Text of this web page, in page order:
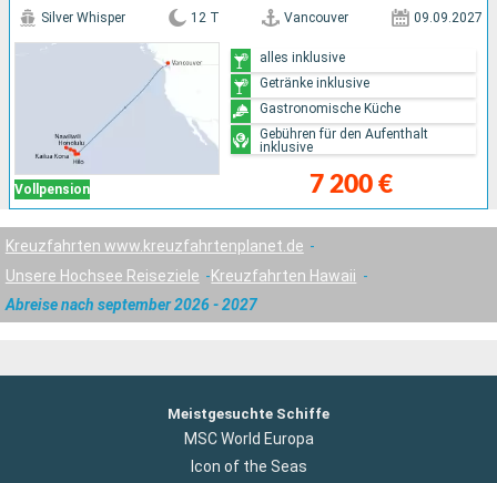
Vollpension
Silver Whisper 12 T Vancouver 09.09.2027
7 200 €
alles inklusive
Getränke inklusive
Gastronomische Küche
Gebühren für den Aufenthalt
inklusive
Kreuzfahrten www.kreuzfahrtenplanet.de
Unsere Hochsee Reiseziele
Kreuzfahrten Hawaii
Abreise nach september 2026 - 2027
Meistgesuchte Schiffe
MSC World Europa
Icon of the Seas